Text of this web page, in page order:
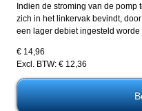
Indien de stroming van de pomp
zich in het linkervak bevindt,
een lager debiet ingesteld worde
€ 14,96
Excl. BTW: € 12,36